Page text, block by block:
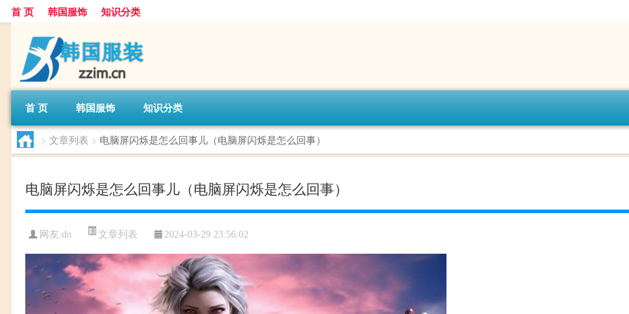
首 页 韩国服饰 知识分类
首 页 韩国服饰 知识分类
> 文章列表 > 电脑屏闪烁是怎么回事儿（电脑屏闪烁是怎么回事）
电脑屏闪烁是怎么回事儿（电脑屏闪烁是怎么回事）
网友:dn 文章列表 2024-03-29 23:56:02